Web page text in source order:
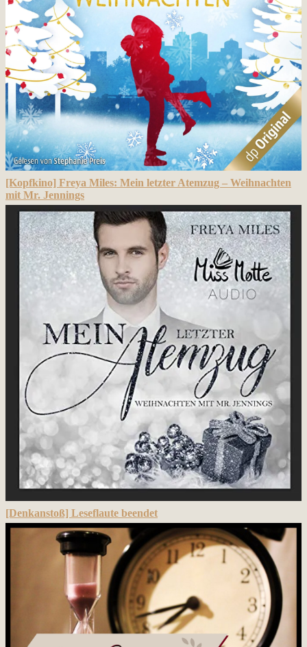
[Kopfkino] Freya Miles: Mein letzter Atemzug – Weihnachten
mit Mr. Jennings
[Denkanstoß] Leseflaute beendet